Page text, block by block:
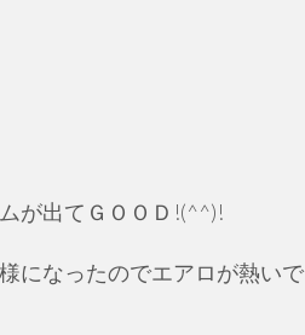
が出てＧＯＯＤ!(^^)!
になったのでエアロが熱いで